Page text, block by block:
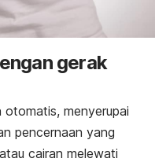
gerak
menyerupai
pencernaan yang
cairan melewati